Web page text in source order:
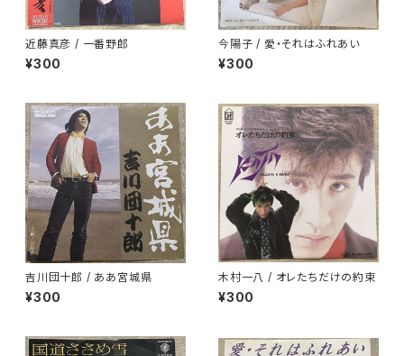
近藤真彦 / 一番野郎
¥300
今陽子 / 愛・それはふれあい
¥300
吉川団十郎 / ああ宮城県
¥300
木村一八 / オレたちだけの約束
¥300